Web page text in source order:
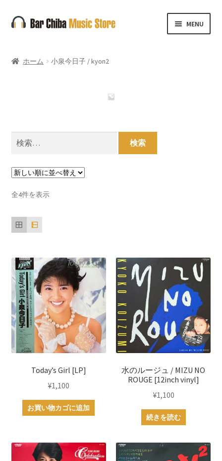
ナ
ビ
ー
キ
ッ
コ
ン
ン
プ
MENU
ホーム 小泉今日子 / kyon2
検
索:
全4件を表示新
Today’s Girl [LP]
¥1,100
お買い物カゴに追加
水のルージュ / MIZU NO
ROUGE [12inch vinyl]
¥1,100
続きを読む